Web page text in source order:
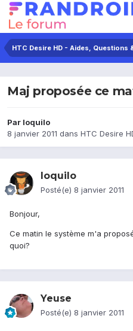
HTC Desire HD - Aides, Questions
Maj proposée ce
Par loquilo
8 janvier 2011 dans HTC Desire
loquilo
Posté(e) 8 janvier 2011
Bonjour,
Ce matin le système m'a
quoi?
Yeuse
Posté(e) 8 janvier 2011